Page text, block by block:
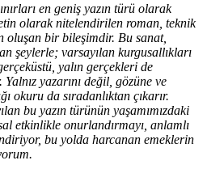
en geniş yazın türü olarak
olarak nitelendirilen roman, teknik
oluşan bir bileşimdir. Bu sanat,
şeylerle; varsayılan kurgusallıkları
yalın gerçekleri de
yazarını değil, gözüne ve
okuru da sıradanlıktan çıkarır.
bu yazın türünün yaşamımızdaki
etkinlikle onurlandırmayı, anlamlı
bu yolda harcanan emeklerin